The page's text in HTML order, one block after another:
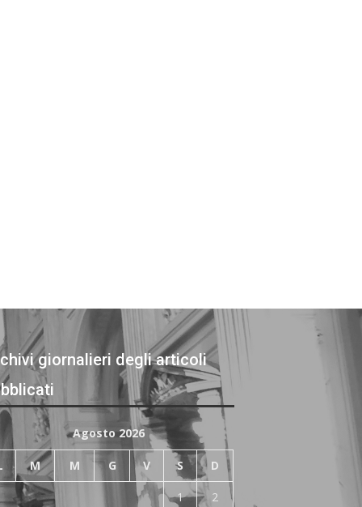
giornalieri degli articoli
Agosto 2026
M M G V S D
1
2